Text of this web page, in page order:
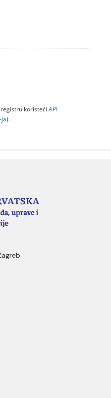
koristeći API
jа).